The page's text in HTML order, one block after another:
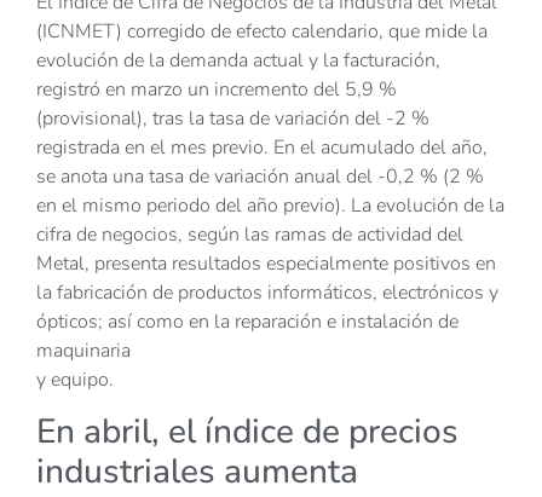
(ICNMET) corregido de efecto calendario, que mide la
evolución de la demanda actual y la facturación,
registró en marzo un incremento del 5,9 %
(provisional), tras la tasa de variación del -2 %
registrada en el mes previo. En el acumulado del año,
se anota una tasa de variación anual del -0,2 % (2 %
en el mismo periodo del año previo). La evolución de la
cifra de negocios, según las ramas de actividad del
Metal, presenta resultados especialmente positivos en
la fabricación de productos informáticos, electrónicos y
ópticos; así como en la reparación e instalación de
maquinaria
y equipo.
En abril, el índice de precios
industriales aumenta